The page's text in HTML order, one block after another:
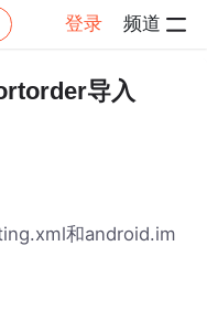
登录 频道
帖子详情
导入
和android.im